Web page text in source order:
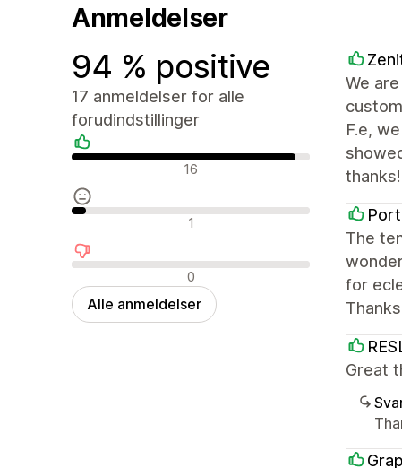
Anmeldelser
94 % positive
17 anmeldelser for alle
forudindstillinger
Positive anmeldelser
16
Neutrale anmeldelser
1
Negative anmeldelser
0
Alle anmeldelser
We
F.e,
thanks!
The
for
Great